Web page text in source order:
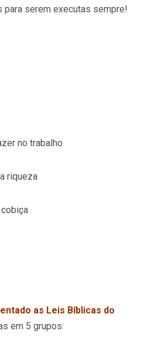
serem executas sempre!
no trabalho
riqueza
as Leis Bíblicas do
em 5 grupos: